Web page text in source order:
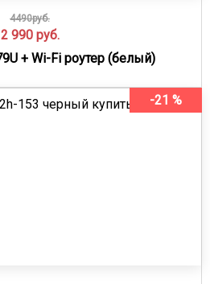
4490руб.
2 990 руб.
+ Wi-Fi роутер (белый)
-21 %